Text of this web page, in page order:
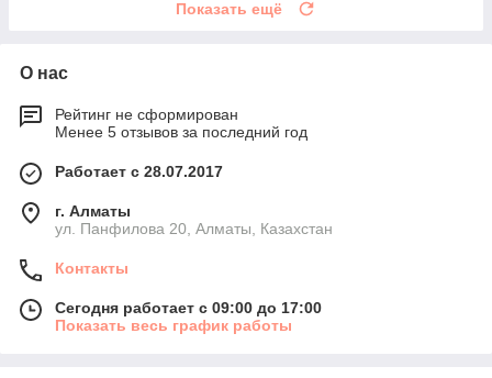
Показать ещё
О нас
Рейтинг не сформирован
Менее 5 отзывов за последний год
Работает с 28.07.2017
г. Алматы
ул. Панфилова 20, Алматы, Казахстан
Контакты
Сегодня работает с 09:00 до 17:00
Показать весь график работы